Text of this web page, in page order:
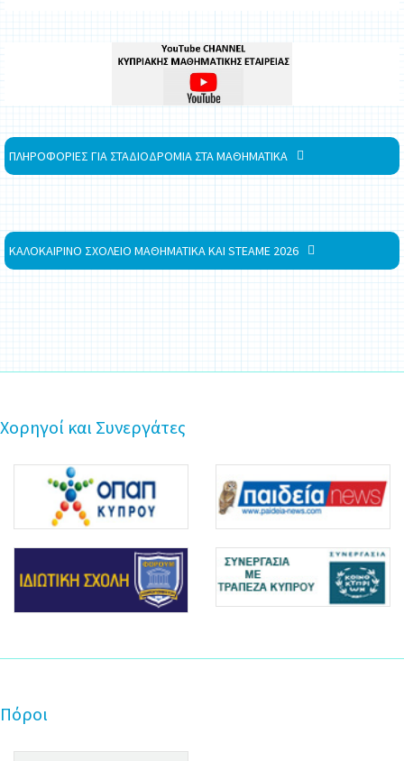
ΠΛΗΡΟΦΟΡΙΕΣ ΓΙΑ ΣΤΑΔΙΟΔΡΟΜΙΑ ΣΤΑ ΜΑΘΗΜΑΤΙΚΑ
ΚΑΛΟΚΑΙΡΙΝΟ ΣΧΟΛΕΙΟ ΜΑΘΗΜΑΤΙΚΑ ΚΑΙ STEAME 2026
Χορηγοί και Συνεργάτες
Πόροι